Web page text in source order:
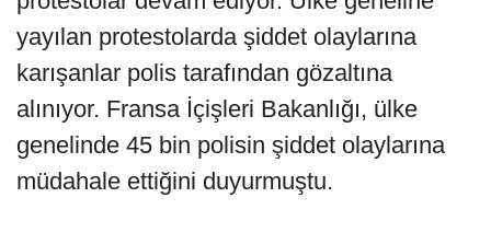
yayılan protestolarda şiddet olaylarına
karışanlar polis tarafından gözaltına
alınıyor. Fransa İçişleri Bakanlığı, ülke
genelinde 45 bin polisin şiddet olaylarına
müdahale ettiğini duyurmuştu.